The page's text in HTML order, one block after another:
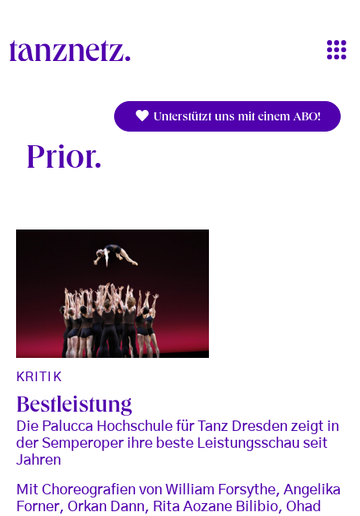
Unterstützt uns mit einem ABO!
Prior
KRITIK
Bestleistung
Die Palucca Hochschule für Tanz Dresden zeigt in
der Semperoper ihre beste Leistungsschau seit
Jahren
Mit Choreografien von William Forsythe, Angelika
Forner, Orkan Dann, Rita Aozane Bilibio, Ohad